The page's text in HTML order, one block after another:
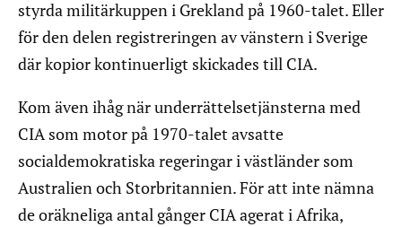
styrda militärkuppen i Grekland på 1960-talet. Eller
för den delen registreringen av vänstern i Sverige
där kopior kontinuerligt skickades till CIA.
Kom även ihåg när underrättelsetjänsterna med
CIA som motor på 1970-talet avsatte
socialdemokratiska regeringar i västländer som
Australien och Storbritannien. För att inte nämna
de oräkneliga antal gånger CIA agerat i Afrika,